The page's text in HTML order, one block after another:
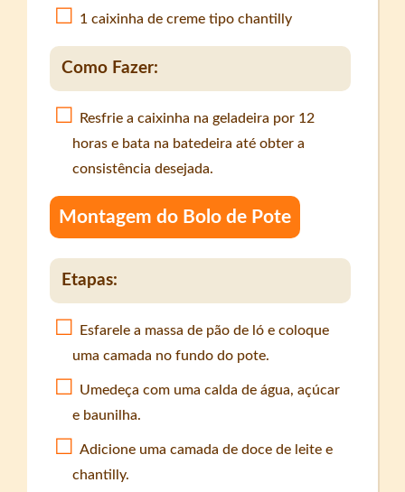
1 caixinha de creme tipo chantilly
Como Fazer:
Resfrie a caixinha na geladeira por 12
horas e bata na batedeira até obter a
consistência desejada.
Montagem do Bolo de Pote
Etapas:
Esfarele a massa de pão de ló e coloque
uma camada no fundo do pote.
Umedeça com uma calda de água, açúcar
e baunilha.
Adicione uma camada de doce de leite e
chantilly.